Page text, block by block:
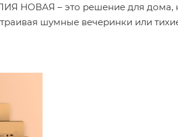
НОВАЯ – это решение для дома,
шумные вечеринки или